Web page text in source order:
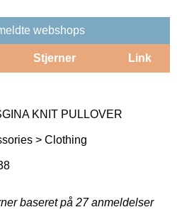
webshops
Stjerner Link
KNIT PULLOVER
> Clothing
baseret på 27anmeldelser